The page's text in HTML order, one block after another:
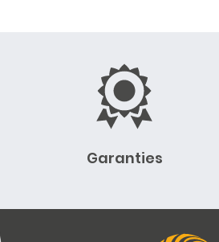
Garanties